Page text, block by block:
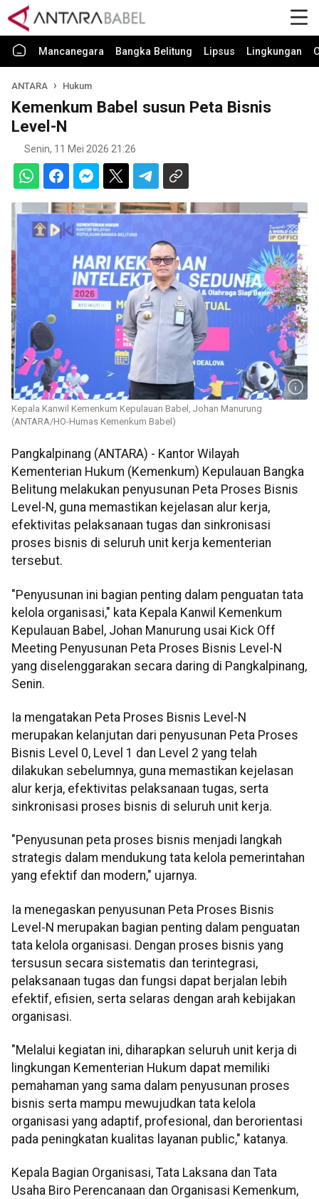
Mancanegara Bangka Belitung Lipsus Lingkungan
ANTARA Hukum
Kemenkum Babel susun Peta Bisnis
Level-N
Senin, 11 Mei 2026 21:26
Kepala Kanwil Kemenkum Kepulauan Babel, Johan Manurung
(ANTARA/HO-Humas Kemenkum Babel)
Pangkalpinang (ANTARA) - Kantor Wilayah
Kementerian Hukum (Kemenkum) Kepulauan Bangka
Belitung melakukan penyusunan Peta Proses Bisnis
Level-N, guna memastikan kejelasan alur kerja,
efektivitas pelaksanaan tugas dan sinkronisasi
proses bisnis di seluruh unit kerja kementerian
tersebut.
"Penyusunan ini bagian penting dalam penguatan tata
kelola organisasi," kata Kepala Kanwil Kemenkum
Kepulauan Babel, Johan Manurung usai Kick Off
Meeting Penyusunan Peta Proses Bisnis Level-N
yang diselenggarakan secara daring di Pangkalpinang,
Senin.
Ia mengatakan Peta Proses Bisnis Level-N
merupakan kelanjutan dari penyusunan Peta Proses
Bisnis Level 0, Level 1 dan Level 2 yang telah
dilakukan sebelumnya, guna memastikan kejelasan
alur kerja, efektivitas pelaksanaan tugas, serta
sinkronisasi proses bisnis di seluruh unit kerja.
"Penyusunan peta proses bisnis menjadi langkah
strategis dalam mendukung tata kelola pemerintahan
yang efektif dan modern," ujarnya.
Ia menegaskan penyusunan Peta Proses Bisnis
Level-N merupakan bagian penting dalam penguatan
tata kelola organisasi. Dengan proses bisnis yang
tersusun secara sistematis dan terintegrasi,
pelaksanaan tugas dan fungsi dapat berjalan lebih
efektif, efisien, serta selaras dengan arah kebijakan
organisasi.
"Melalui kegiatan ini, diharapkan seluruh unit kerja di
lingkungan Kementerian Hukum dapat memiliki
pemahaman yang sama dalam penyusunan proses
bisnis serta mampu mewujudkan tata kelola
organisasi yang adaptif, profesional, dan berorientasi
pada peningkatan kualitas layanan public," katanya.
Kepala Bagian Organisasi, Tata Laksana dan Tata
Usaha Biro Perencanaan dan Organisasi Kemenkum,